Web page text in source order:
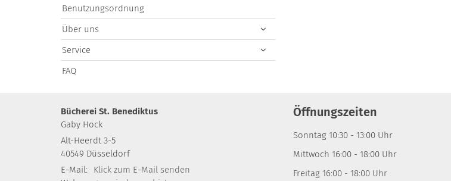
Benutzungsordnung
Über uns
Service
FAQ
Bücherei St. Benediktus
Gaby Hock
Alt-Heerdt 3-5
40549 Düsseldorf
E-Mail:
Klick zum E-Mail senden
Öffnungszeiten
Sonntag 10:30 - 13:00 Uhr
Mittwoch 16:00 - 18:00 Uhr
Freitag 16:00 - 18:00 Uhr